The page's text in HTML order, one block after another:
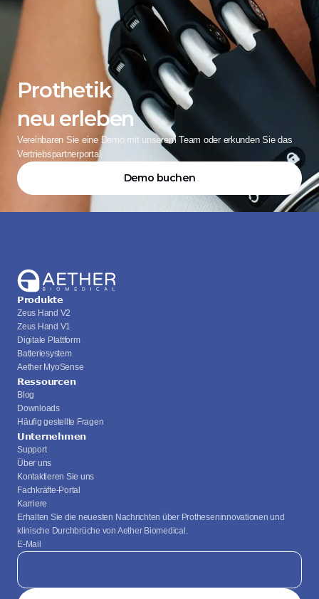
Prothetik
neu erleben
Vereinbaren Sie eine Demo mit unserem Team oder erkunden Sie das
Vertriebspartnerportal
Demo buchen
Produkte
Zeus Hand V2
Zeus Hand V1
Digitale Plattform
Batteriesystem
Aether MyoSense
Ressourcen
Blog
Downloads
Häufig gestellte Fragen
Unternehmen
Support
Über uns
Kontaktieren Sie uns
Fachkräfte-Portal
Karriere
Erhalten Sie die neuesten Nachrichten über Protheseninnovationen und
klinische Durchbrüche von Aether Biomedical.
E-Mail